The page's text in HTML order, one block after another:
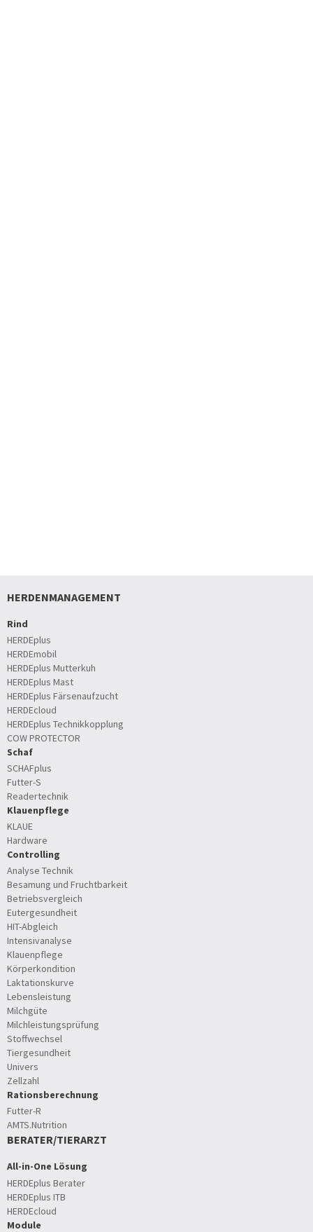
HERDENMANAGEMENT
Rind
HERDEplus
HERDEmobil
HERDEplus Mutterkuh
HERDEplus Mast
HERDEplus Färsenaufzucht
HERDEcloud
HERDEplus Technikkopplung
COW PROTECTOR
Schaf
SCHAFplus
Futter-S
Readertechnik
Klauenpflege
KLAUE
Hardware
Controlling
Analyse Technik
Besamung und Fruchtbarkeit
Betriebsvergleich
Eutergesundheit
HIT-Abgleich
Intensivanalyse
Klauenpflege
Körperkondition
Laktationskurve
Lebensleistung
Milchgüte
Milchleistungsprüfung
Stoffwechsel
Tiergesundheit
Univers
Zellzahl
Rationsberechnung
Futter-R
AMTS.Nutrition
BERATER/TIERARZT
All-in-One Lösung
HERDEplus Berater
HERDEplus ITB
HERDEcloud
Module